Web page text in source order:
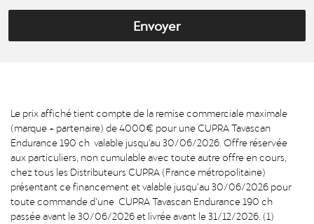
Envoyer
Le prix affiché tient compte de la remise commerciale maximale
(marque + partenaire) de 4000€ pour une CUPRA Tavascan
Endurance 190 ch valable jusqu'au 30/06/2026. Offre réservée
aux particuliers, non cumulable avec toute autre offre en cours,
chez tous les Distributeurs CUPRA (France métropolitaine)
présentant ce financement et valable jusqu’au 30/06/2026 pour
toute commande d’une CUPRA Tavascan Endurance 190 ch
passée avant le 30/06/2026 et livrée avant le 31/12/2026. (1)